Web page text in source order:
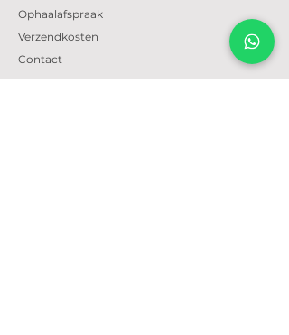
Ophaalafspraak
Verzendkosten
Contact